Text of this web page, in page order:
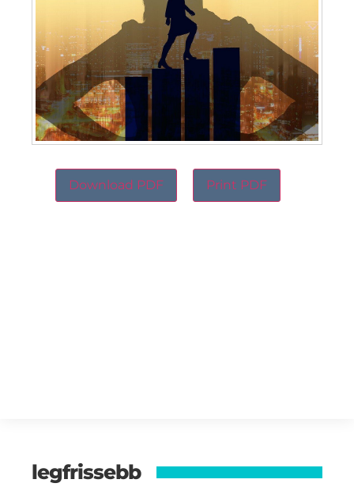
Download PDF Print PDF
legfrissebb